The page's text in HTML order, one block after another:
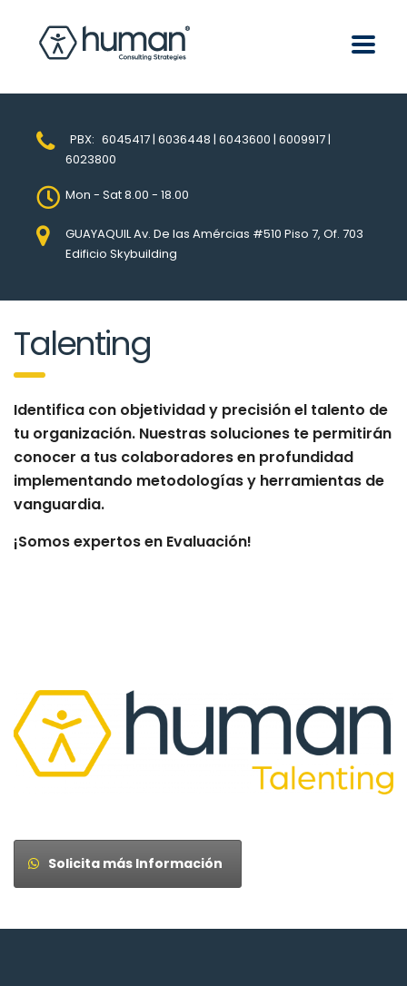
PBX: 6045417 | 6036448 | 6043600 | 6009917 |
6023800
Mon - Sat 8.00 - 18.00
GUAYAQUIL Av. De las Amércias #510 Piso 7, Of. 703
Edificio Skybuilding
Talenting
Identifica con objetividad y precisión el talento de
tu organización. Nuestras soluciones te permitirán
conocer a tus colaboradoresen profundidad
implementando metodologías y herramientas de
vanguardia.
¡Somos expertos en Evaluación!
Solicita más Información